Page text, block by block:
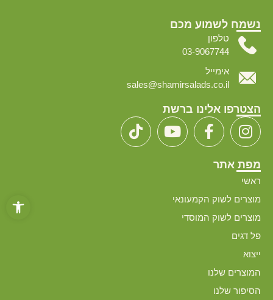
פתח
נשמח לשמוע מכם
טלפון
03-9067744
אימייל
sales@shamirsalads.co.il
הצטרפו אלינו ברשת
מפת אתר
ראשי
מוצרים לשוק הקמעונאי
מוצרים לשוק המוסדי
פל דגים
ייצוא
המוצרים שלנו
הסיפור שלנו